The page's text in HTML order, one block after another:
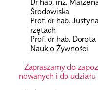
Śro­do­wi­ska
Prof. dr hab.
rzę­tach
Prof. dr hab.
Nauk o Żyw­no­ści
Zapra­szamy do
no­wa­nych i do udziału